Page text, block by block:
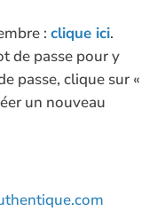
: clique ici.
de passe pour y
passe, clique sur «
un nouveau